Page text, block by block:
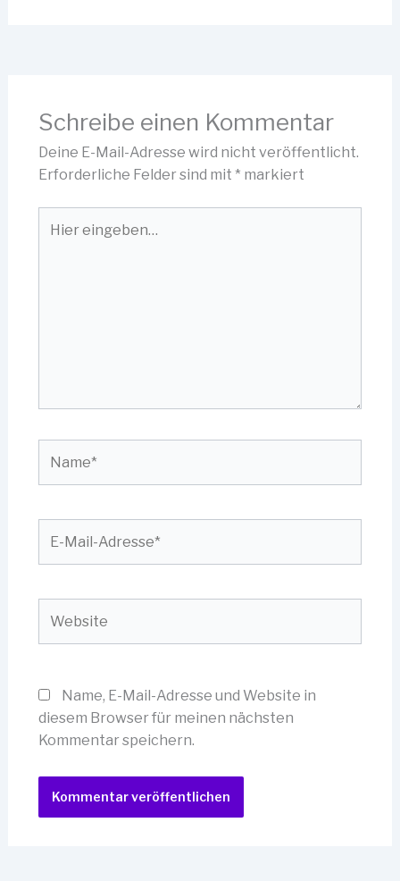
Schreibe einen Kommentar
Deine E-Mail-Adresse wird nicht veröffentlicht.
Erforderliche Felder sind mit * markiert
eingeben…
Mail-
Name, E-Mail-Adresse und Website in
diesem Browser für meinen nächsten
Kommentar speichern.